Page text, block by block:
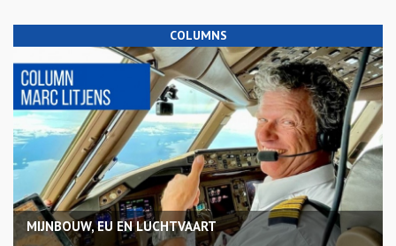
COLUMNS
MIJNBOUW, EU EN LUCHTVAART